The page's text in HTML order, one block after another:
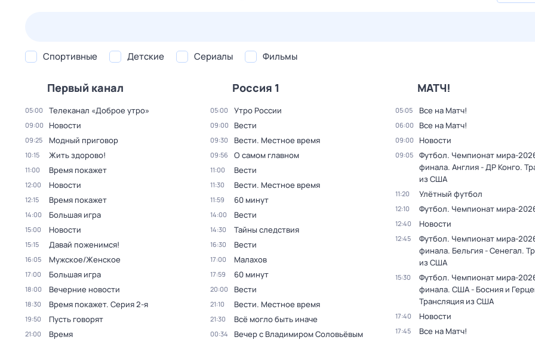
Спортивные Детские Сериалы Фильмы
Первый канал
05:00 Телеканал «Доброе утро»
09:00 Новости
09:25 Модный приговор
10:15 Жить здорово!
11:00 Время покажет
12:00 Новости
12:15 Время покажет
14:00 Большая игра
15:00 Новости
15:15 Давай поженимся!
16:05 Мужское/Женское
17:00 Большая игра
18:00 Вечерние новости
18:30 Время покажет. Серия 2-я
19:50 Пусть говорят
21:00 Время
Россия 1
05:00 Утро России
09:00 Вести
09:30 Вести. Местное время
09:56 О самом главном
11:00 Вести
11:30 Вести. Местное время
11:59 60 минут
14:00 Вести
14:30 Тайны следствия
16:30 Вести
17:00 Малахов
17:59 60 минут
20:00 Вести
21:10 Вести. Местное время
21:30 Всё могло быть иначе
00:34 Вечер с Владимиром Соловьёвым
МАТЧ!
05:05 Все на Матч!
06:00 Все на Матч!
09:00 Новости
09:05
Футбол. Чемпионат мира-
финала. Англия - ДР Конго.
из США
11:20 Улётный футбол
12:10 Футбол. Чемпионат мира-
12:40 Новости
12:45
Футбол. Чемпионат мира-
финала. Бельгия - Сенегал.
из США
15:30
Футбол. Чемпионат мира-
финала. США - Босния и
Трансляция из США
17:40 Новости
17:45 Все на Матч!